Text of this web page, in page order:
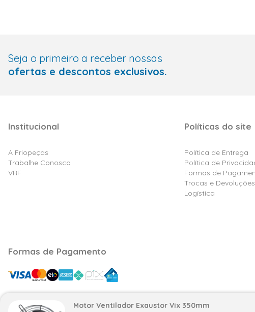
Motor Ventilador Exaustor Vix 350mm
Seja o primeiro a receber nossas
ofertas e descontos exclusivos.
Institucional
A Friopeças
Trabalhe Conosco
VRF
Políticas do site
Política de Entrega
Política de
Formas de
Trocas e Devoluções
Logística
Formas de Pagamento
Razão Social: Friovix Comércio de Refrigeração Ltda